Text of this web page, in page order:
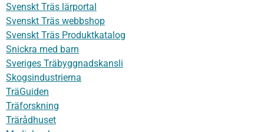
Svenskt Träs lärportal
Svenskt Träs webbshop
Svenskt Träs Produktkatalog
Snickra med barn
Sveriges Träbyggnadskansli
Skogsindustrierna
TräGuiden
Träforskning
Trärådhuset